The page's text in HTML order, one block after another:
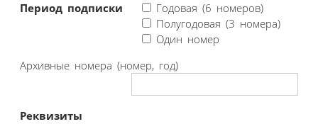
Период подписки
Годовая (6 номеров)
Полугодовая (3 номера)
Один номер
Архивные номера (номер, год)
Реквизиты